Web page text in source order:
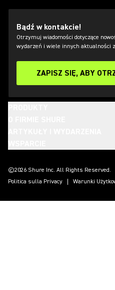
Bądź w kontakcie!
Otrzymuj wiadomości dotyczące
wydarzeń i wiele innych aktualności
ZAPISZ SIĘ, ABY
©2026 Shure Inc. All Rights Reserved.
Politica sulla Privacy
Warunki